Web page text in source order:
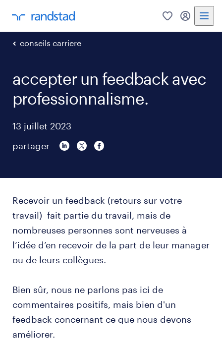
0 my
conseils carriere
accepter un feedback avec
professionnalisme.
13 juillet 2023
partager
Recevoir un feedback (retours sur votre
travail) fait partie du travail, mais de
nombreuses personnes sont nerveuses à
l’idée d’en recevoir de la part de leur manager
ou de leurs collègues.
Bien sûr, nous ne parlons pas ici de
commentaires positifs, mais bien d'un
feedback concernant ce que nous devons
améliorer.